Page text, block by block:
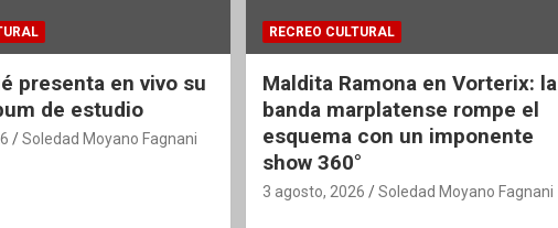
presenta en vivo su
de estudio
Soledad Moyano Fagnani
RECREO CULTURAL
Maldita Ramona en Vorterix: la
banda marplatense rompe el
esquema con un imponente
show 360°
3 agosto, 2026 Soledad Moyano Fagnani